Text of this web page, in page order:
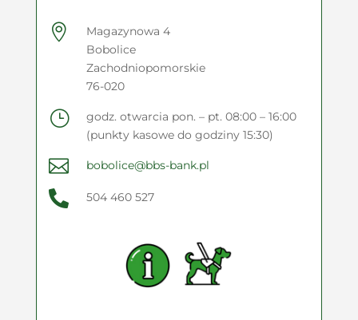

Magazynowa 4
Bobolice
Zachodniopomorskie
76-020
}
godz. otwarcia pon. – pt. 08:00 – 16:00
(punkty kasowe do godziny 15:30)
 bobolice@bbs-bank.pl
 504 460 527